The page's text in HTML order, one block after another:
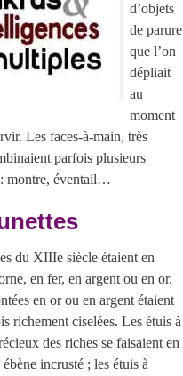
d’objets
de parure
que l’on
dépliait
au
moment
Les faces-à-main, très
parfois plusieurs
montre, éventail…
du XIIIe siècle étaient en
en fer, en argent ou en or.
en or ou en argent étaient
richement ciselées. Les étuis à
des riches se faisaient en
incrusté ; les étuis à